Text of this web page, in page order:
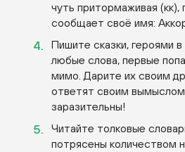
чуть притормаживая (кк),
сообщает своё имя:
Пишите сказки, героями
любые слова, первые
мимо. Дарите их своим
ответят своим
заразительны!
Читайте толковые
потрясены количеством